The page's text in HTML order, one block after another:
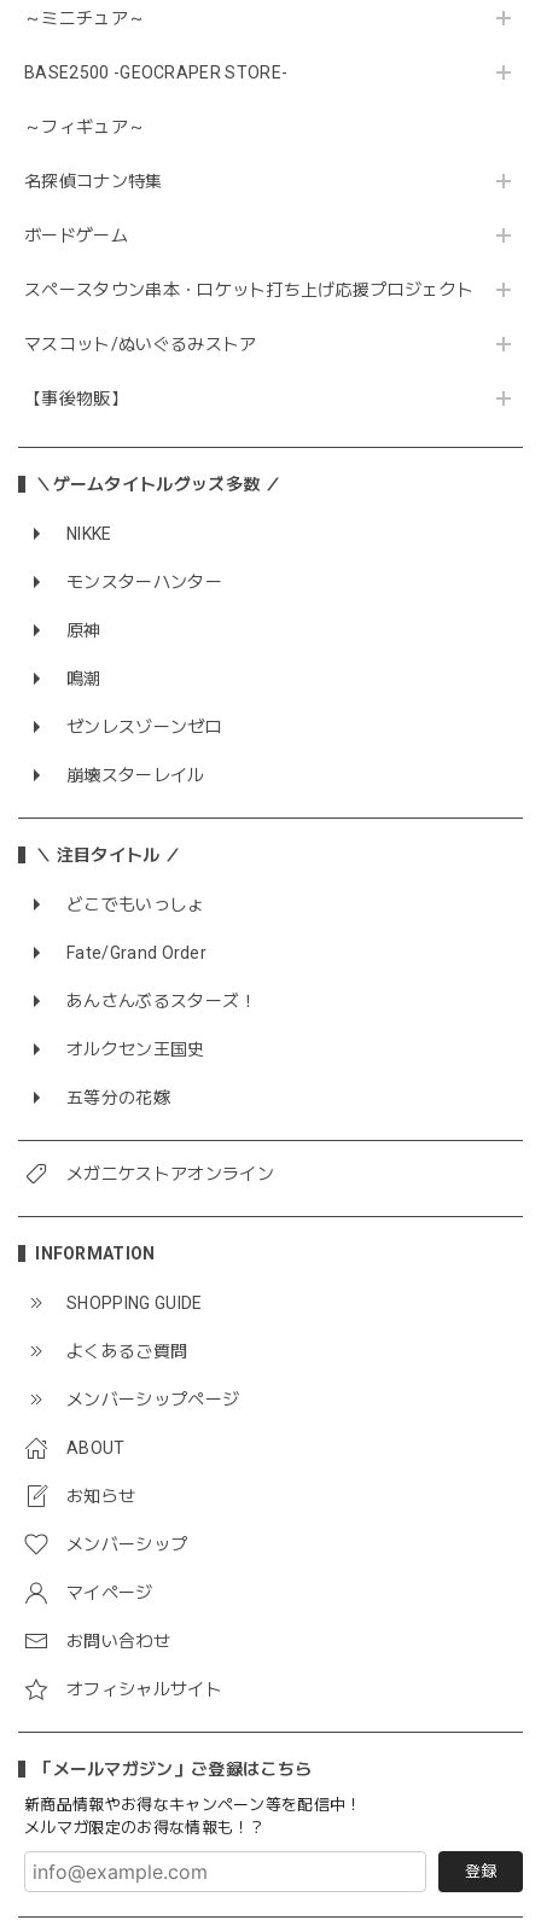
～ミニチュア～
BASE2500 -GEOCRAPER STORE-
～フィギュア～
名探偵コナン特集
ボードゲーム
スペースタウン串本・ロケット打ち上げ応援プロジェクト
マスコット/ぬいぐるみストア
【事後物販】
＼ゲームタイトルグッズ多数 ／
NIKKE
モンスターハンター
原神
鳴潮
ゼンレスゾーンゼロ
崩壊スターレイル
＼ 注目タイトル ／
どこでもいっしょ
Fate/Grand Order
あんさんぶるスターズ！
オルクセン王国史
五等分の花嫁
メガニケストアオンライン
INFORMATION
SHOPPING GUIDE
よくあるご質問
メンバーシップページ
ABOUT
お知らせ
メンバーシップ
マイページ
お問い合わせ
オフィシャルサイト
「メールマガジン」ご登録はこちら
新商品情報やお得なキャンペーン等を配信中！
メルマガ限定のお得な情報も！？
登録